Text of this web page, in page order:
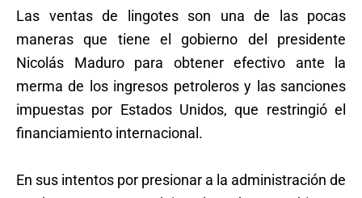
Las ventas de lingotes son una de las pocas
maneras que tiene el gobierno del presidente
Nicolás Maduro para obtener efectivo ante la
merma de los ingresos petroleros y las sanciones
impuestas por Estados Unidos, que restringió el
financiamiento internacional.
En sus intentos por presionar a la administración de